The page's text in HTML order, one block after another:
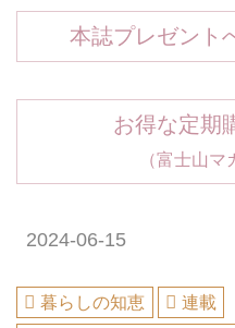
本誌プレゼント
お得な定期
（富士山マ
2024-06-15
暮らしの知恵
連載